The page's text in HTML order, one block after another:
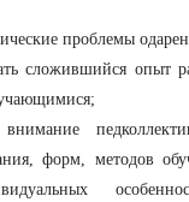
проблемы
сложившийся опыт
внимание
форм, методов